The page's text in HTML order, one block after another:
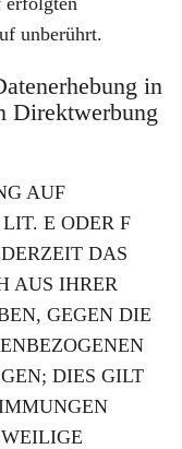
unberührt.
in
Direktwerbung
AUF
E ODER F
DAS
AUS IHRER
GEGEN DIE
DIES GILT